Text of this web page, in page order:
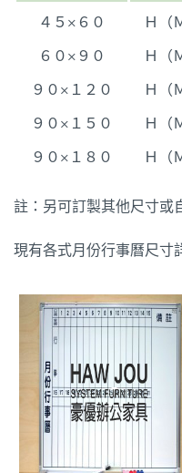
４５×６０ Ｈ（
６０×９０
Ｈ（
９０×１２０
Ｈ（
９０×１５０
Ｈ（
９０×１８０
Ｈ（
註：另可訂製其他尺寸或
現有各式月份行事曆尺寸